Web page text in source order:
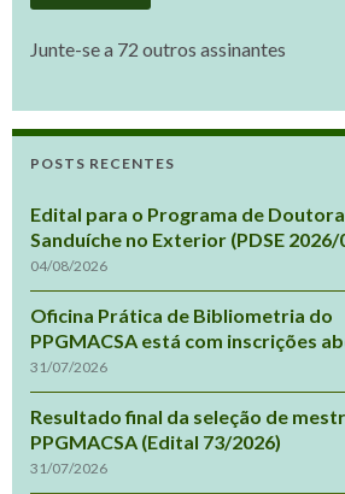
Junte-se a 72 outros assinantes
POSTS RECENTES
Edital para o Programa de
Sanduíche no Exterior (PDSE 2026/
04/08/2026
Oficina Prática de Bibliometria do
PPGMACSA está com inscrições
31/07/2026
Resultado final da seleção de
PPGMACSA (Edital 73/2026)
31/07/2026